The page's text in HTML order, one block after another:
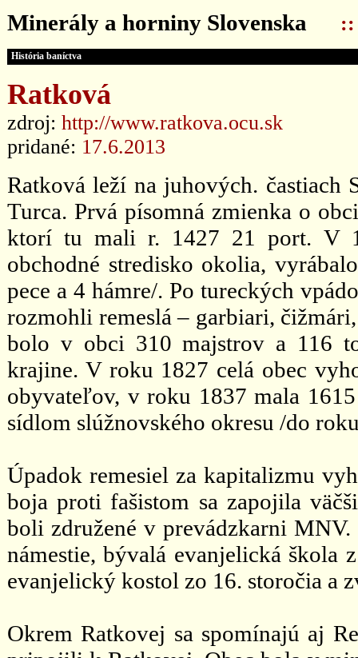
Minerály a horniny Slovenska ::
História baníctva
Ratková
zdroj: http://www.ratkova.ocu.sk
pridané: 17.6.2013
Ratková leží na juhových. častiach
Turca. Prvá písomná zmienka o
ktorí tu mali r. 1427 21 port. V
obchodné stredisko okolia,
pece a 4 hámre/. Po tureckých
rozmohli remeslá – garbiari,
bolo v obci 310 majstrov a 116
krajine. V roku 1827 celá obec
obyvateľov, v roku 1837 mala
sídlom slúžnovského okresu /do
Úpadok remesiel za kapitalizmu
boja proti fašistom sa zapojila
boli združené v prevádzkarni
námestie, bývalá evanjelická škola
evanjelický kostol zo 16. storočia a
Okrem Ratkovej sa spomínajú aj